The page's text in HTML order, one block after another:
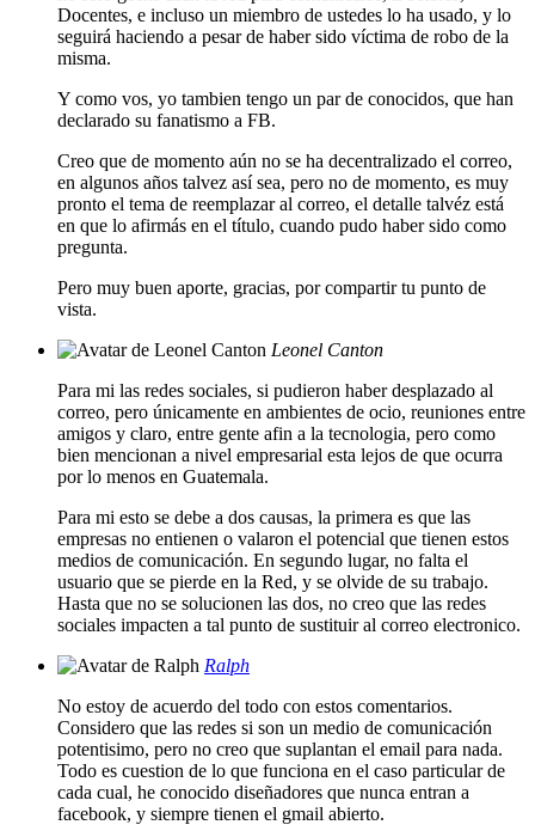
Docentes, e incluso un miembro de ustedes lo ha usado, y lo
seguirá haciendo a pesar de haber sido víctima de robo de la
misma.
Y como vos, yo tambien tengo un par de conocidos, que han
declarado su fanatismo a FB.
Creo que de momento aún no se ha decentralizado el correo,
en algunos años talvez así sea, pero no de momento, es muy
pronto el tema de reemplazar al correo, el detalle talvéz está
en que lo afirmás en el título, cuando pudo haber sido como
pregunta.
Pero muy buen aporte, gracias, por compartir tu punto de
vista.
Leonel Canton
Para mi las redes sociales, si pudieron haber desplazado al
correo, pero únicamente en ambientes de ocio, reuniones entre
amigos y claro, entre gente afin a la tecnologia, pero como
bien mencionan a nivel empresarial esta lejos de que ocurra
por lo menos en Guatemala.
Para mi esto se debe a dos causas, la primera es que las
empresas no entienen o valaron el potencial que tienen estos
medios de comunicación. En segundo lugar, no falta el
usuario que se pierde en la Red, y se olvide de su trabajo.
Hasta que no se solucionen las dos, no creo que las redes
sociales impacten a tal punto de sustituir al correo electronico.
Ralph
No estoy de acuerdo del todo con estos comentarios.
Considero que las redes si son un medio de comunicación
potentisimo, pero no creo que suplantan el email para nada.
Todo es cuestion de lo que funciona en el caso particular de
cada cual, he conocido diseñadores que nunca entran a
facebook, y siempre tienen el gmail abierto.